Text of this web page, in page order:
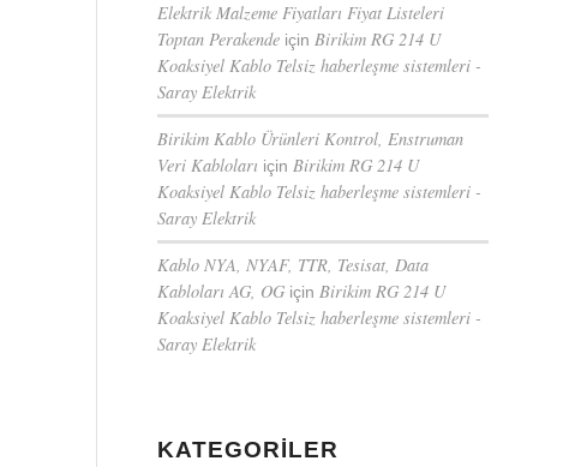
Elektrik Malzeme Fiyatları Fiyat Listeleri
Toptan Perakende için Birikim RG 214 U
Koaksiyel Kablo Telsiz haberleşme sistemleri -
Saray Elektrik
Birikim Kablo Ürünleri Kontrol, Enstruman
Veri Kabloları için Birikim RG 214 U
Koaksiyel Kablo Telsiz haberleşme sistemleri -
Saray Elektrik
Kablo NYA, NYAF, TTR, Tesisat, Data
Kabloları AG, OG için Birikim RG 214 U
Koaksiyel Kablo Telsiz haberleşme sistemleri -
Saray Elektrik
KATEGORILER